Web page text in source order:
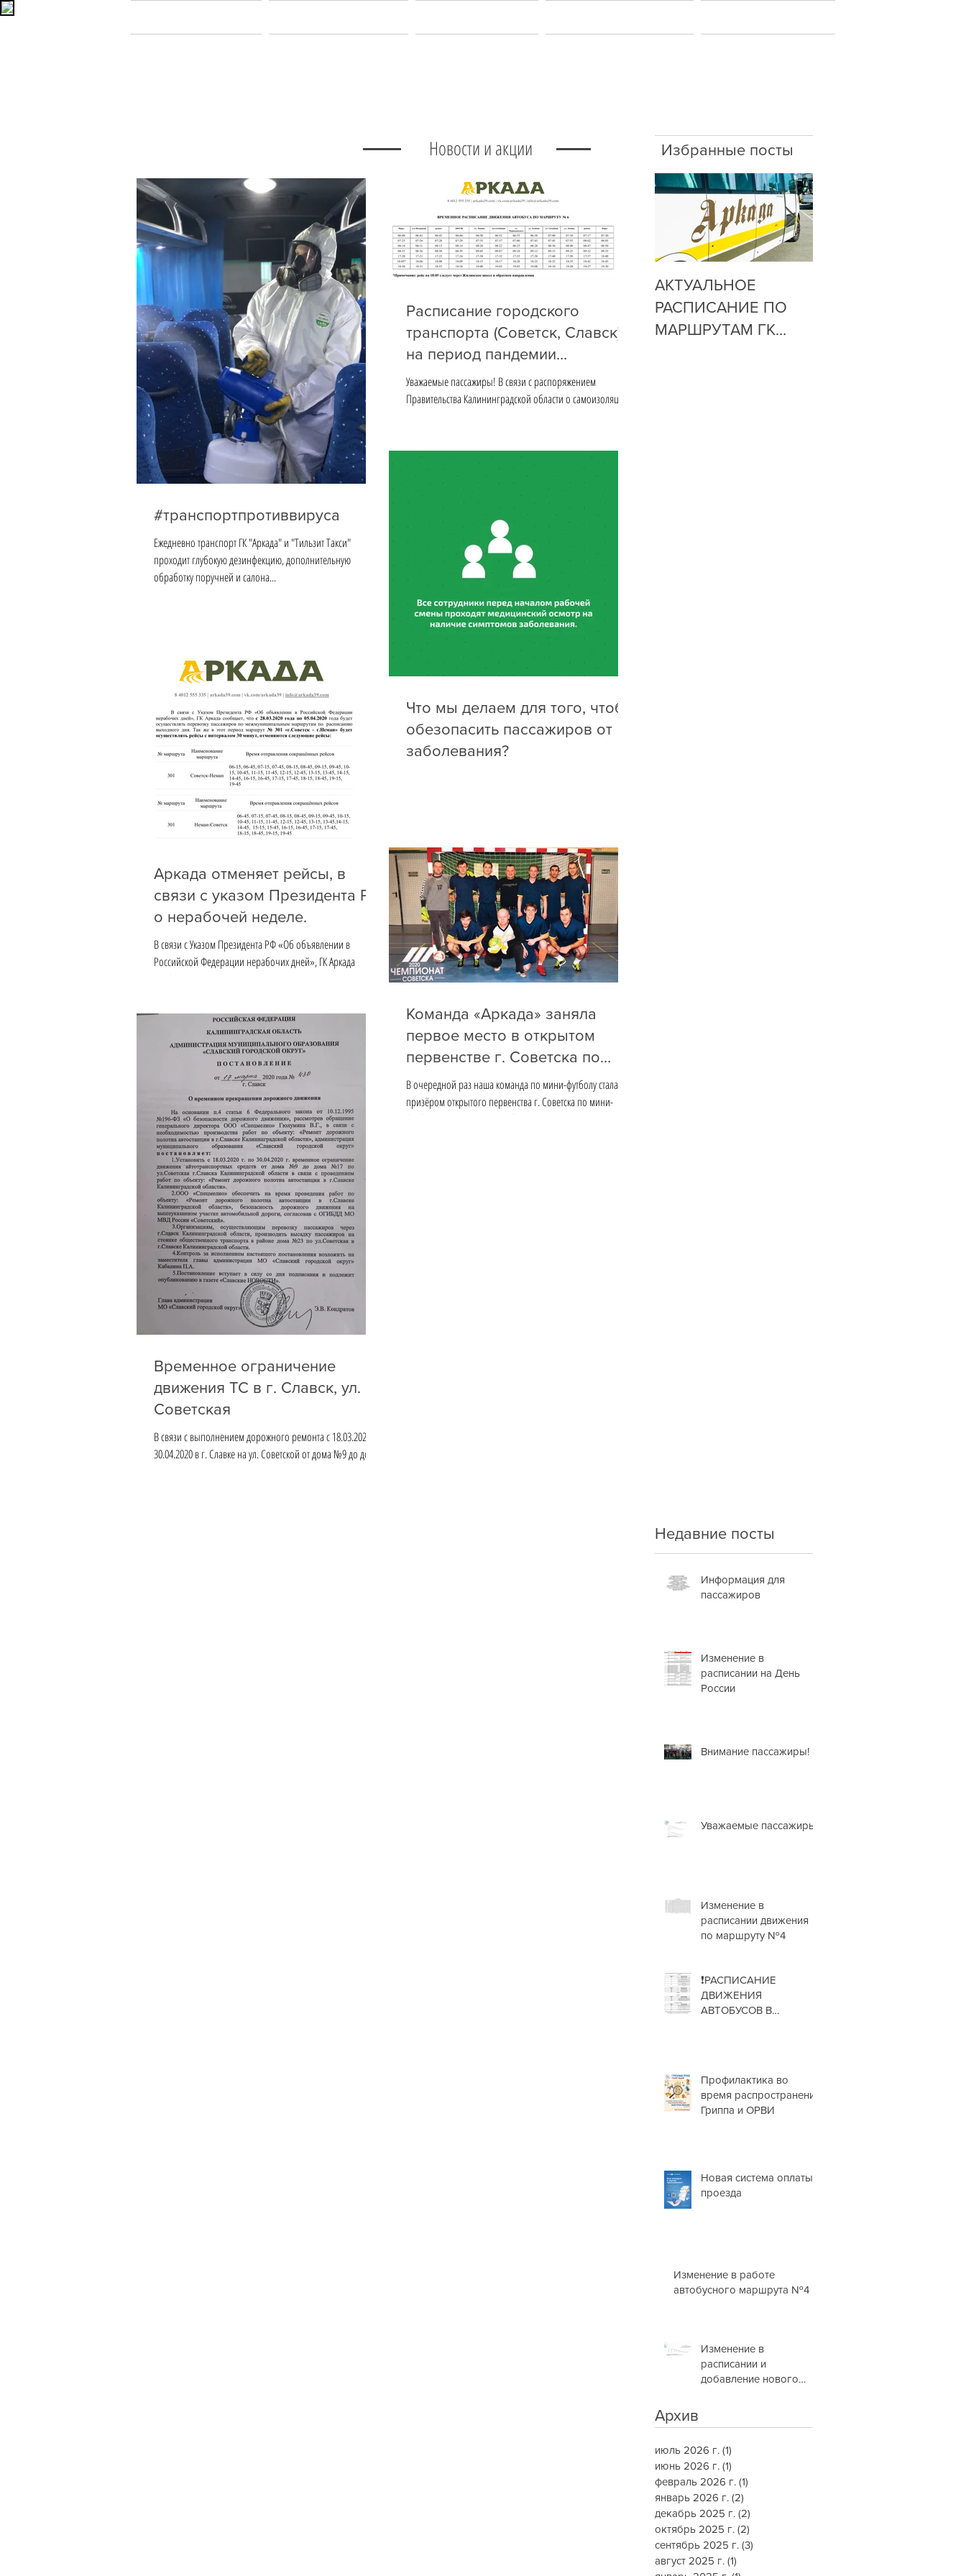
Новости и акции
#транспортпротиввируса
Ежедневно транспорт ГК "Аркада" и "Тильзит Такси"
проходит глубокую дезинфекцию, дополнительную
обработку поручней и салона...
Расписание городского
транспорта (Советск, Славск)
на период пандемии
короновируса
Уважаемые пассажиры! В связи с распоряжением
Правительства Калининградской области о самоизоляции,
Аркада отменяет рейсы, в
связи с указом Президента РФ
о нерабочей неделе.
В связи с Указом Президента РФ «Об объявлении в
Российской Федерации нерабочих дней», ГК Аркада
сообщает, что с 28.03.2020 года по...
Что мы делаем для того, чтобы
обезопасить пассажиров от
заболевания?
Временное ограничение
движения ТС в г. Славск, ул.
Советская
В связи с выполнением дорожного ремонта с 18.03.2020 по
30.04.2020 в г. Славке на ул. Советской от дома №9 до дома
Команда «Аркада» заняла
первое место в открытом
первенстве г. Советска по
мини-футболу⚽
В очередной раз наша команда по мини-футболу стала
призёром открытого первенства г. Советска по мини-
футболу. Поздравляем с победой! ...
Избранные посты
АКТУАЛЬНОЕ
РАСПИСАНИЕ ПО
МАРШРУТАМ ГК
Недавние посты
Информация для
пассажиров
Изменение в
расписании на День
России
Внимание пассажиры!
Уважаемые пассажиры!
Изменение в
расписании движения
по маршруту №4
❗РАСПИСАНИЕ
ДВИЖЕНИЯ
АВТОБУСОВ В
Профилактика во
время распространения
Гриппа и ОРВИ
Новая система оплаты
проезда
Изменение в работе
автобусного маршрута №4
Изменение в
расписании и
добавление нового
Архив
июль 2026 г. (1)
июнь 2026 г. (1)
февраль 2026 г. (1)
январь 2026 г. (2)
декабрь 2025 г. (2)
октябрь 2025 г. (2)
сентябрь 2025 г. (3)
август 2025 г. (1)